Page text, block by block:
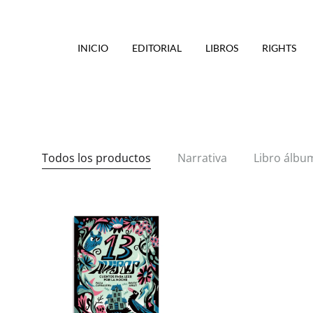
INICIO EDITORIAL LIBROS RIGHTS
Todos los productos Narrativa Libro